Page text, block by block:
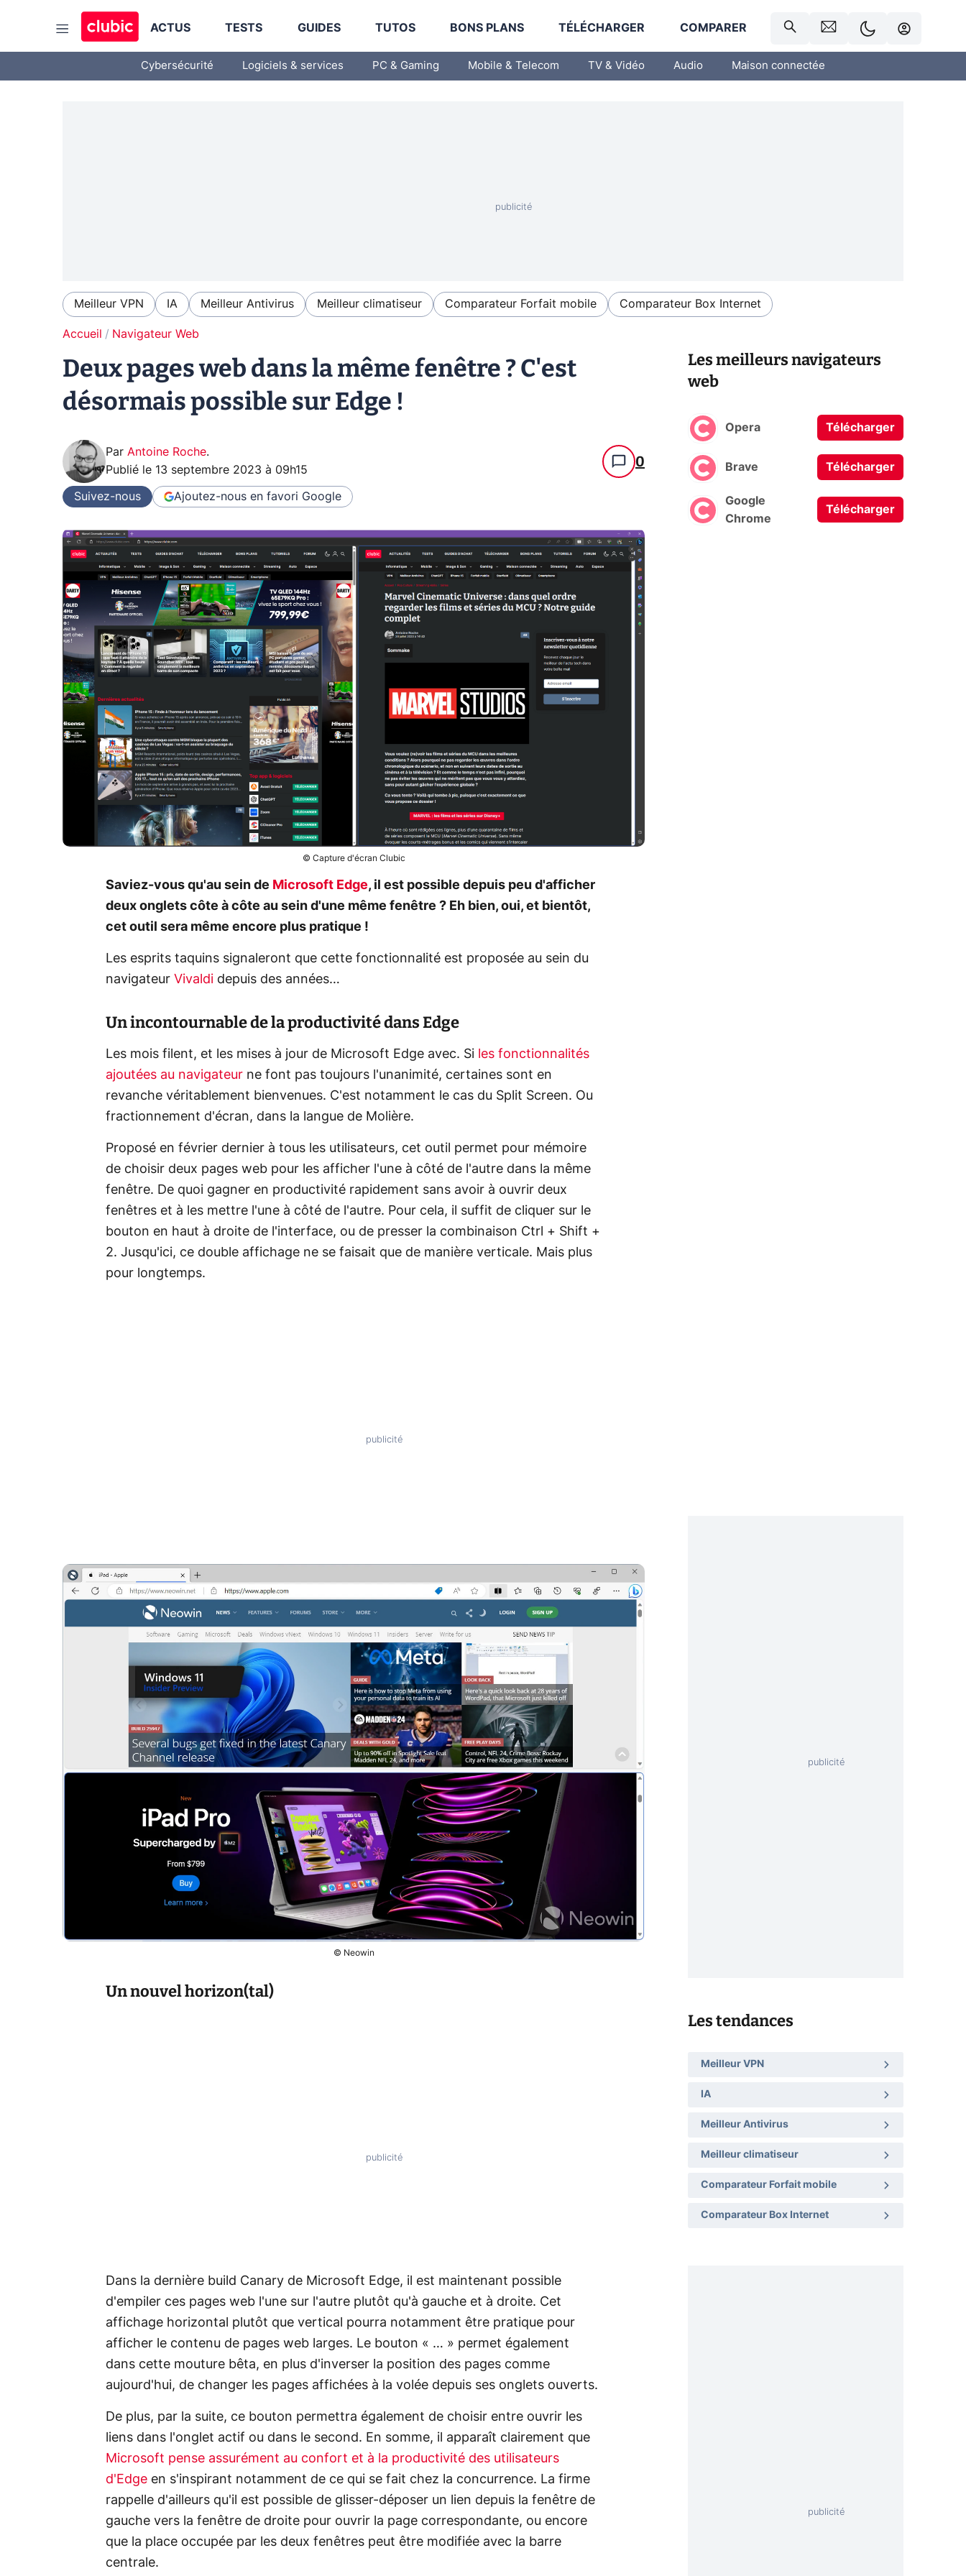
ACTUS TESTS GUIDES TUTOS BONS PLANS TÉLÉCHARGER COMPARER
Cybersécurité Logiciels & services PC & Gaming Mobile & Telecom TV & Vidéo Audio Maison connectée
Meilleur VPN IA Meilleur Antivirus Meilleur climatiseur Comparateur Forfait mobile Comparateur Box Internet
Accueil Navigateur Web
Deux pages web dans la même fenêtre ? C'est
désormais possible sur Edge !
Par Antoine Roche.
Publié le 13 septembre 2023 à 09h15 0
Suivez-nous Ajoutez-nous en favori Google
© Capture d'écran Clubic
Saviez-vous qu'au sein de Microsoft Edge, il est possible depuis peu d'afficher
deux onglets côte à côte au sein d'une même fenêtre ? Eh bien, oui, et bientôt,
cet outil sera même encore plus pratique !
Les esprits taquins signaleront que cette fonctionnalité est proposée au sein du
navigateur Vivaldi depuis des années…
Un incontournable de la productivité dans Edge
Les mois filent, et les mises à jour de Microsoft Edge avec. Si
les fonctionnalités
ajoutées au navigateur ne font pas toujours l'unanimité, certaines sont en
revanche véritablement bienvenues. C'est notamment le cas du Split Screen. Ou
fractionnement d'écran, dans la langue de Molière.
Proposé en février dernier à tous les utilisateurs, cet outil permet pour mémoire
de choisir deux pages web pour les afficher l'une à côté de l'autre dans la même
fenêtre. De quoi gagner en productivité rapidement sans avoir à ouvrir deux
fenêtres et à les mettre l'une à côté de l'autre. Pour cela, il suffit de cliquer sur le
bouton en haut à droite de l'interface, ou de presser la combinaison Ctrl + Shift +
2. Jusqu'ici, ce double affichage ne se faisait que de manière verticale. Mais plus
pour longtemps.
© Neowin
Un nouvel horizon(tal)
Dans la dernière build Canary de Microsoft Edge, il est maintenant possible
d'empiler ces pages web l'une sur l'autre plutôt qu'à gauche et à droite. Cet
affichage horizontal plutôt que vertical pourra notamment être pratique pour
afficher le contenu de pages web larges. Le bouton « … » permet également
dans cette mouture bêta, en plus d'inverser la position des pages comme
aujourd'hui, de changer les pages affichées à la volée depuis ses onglets ouverts.
De plus, par la suite, ce bouton permettra également de choisir entre ouvrir les
liens dans l'onglet actif ou dans le second. En somme, il apparaît clairement que
Microsoft pense assurément au confort et à la productivité des utilisateurs
d'Edge en s'inspirant notamment de ce qui se fait chez la concurrence. La firme
rappelle d'ailleurs qu'il est possible de glisser-déposer un lien depuis la fenêtre de
gauche vers la fenêtre de droite pour ouvrir la page correspondante, ou encore
que la place occupée par les deux fenêtres peut être modifiée avec la barre
centrale.
Les meilleurs navigateurs
web
Opera Télécharger
Brave Télécharger
Google
Chrome
Télécharger
Les tendances
Meilleur VPN
IA
Meilleur Antivirus
Meilleur climatiseur
Comparateur Forfait mobile
Comparateur Box Internet